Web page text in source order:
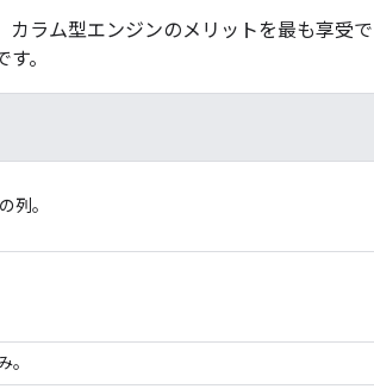
ラム型エンジンのメリットを最も享受で
。
列。
。